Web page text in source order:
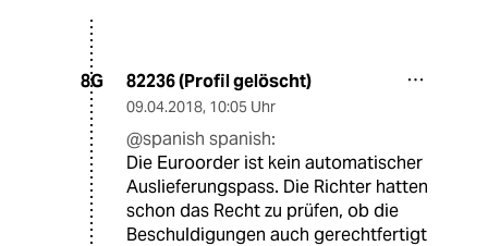
8G 82236 (Profil gelöscht)
09.04.2018, 10:05 Uhr
@spanish spanish:
Die Euroorder ist kein automatischer
Auslieferungspass. Die Richter hatten
schon das Recht zu prüfen, ob die
Beschuldigungen auch gerechtfertigt